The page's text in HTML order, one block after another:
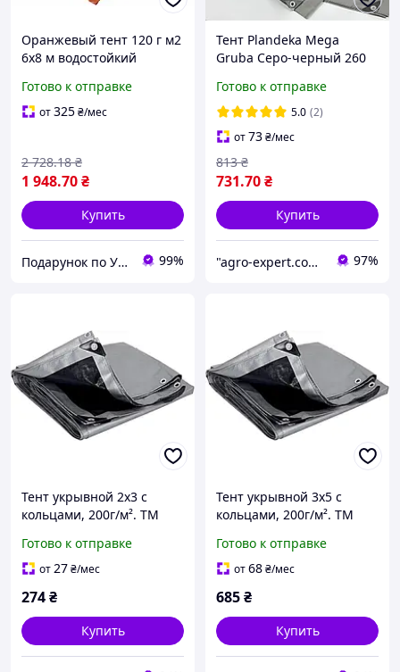
Оранжевый тент 120 г м2
6х8 м водостойкий
укрывной тент от дождя и
солнца с кольцами
Готово к отправке
от325₴/мес
1 948.70₴
2 728.18 ₴
Купить
Подарунок по Українськи 99%
Тент Plandeka Mega
Gruba Серо-черный 260
для автомобиля Тент с
люверсами
Готово к отправке
5.0 (2)
от73₴/мес
731.70₴
813 ₴
Купить
"agro-expert.com.ua": Ваш качественный урожай! 97%
Тент укрывной 2х3 с
кольцами, 200г/м². ТМ
чёрный, +/- 5%. Прочный
и влагостойкий.
Готово к отправке
от27₴/мес
274₴
Купить
Тент укрывной 3х5 с
кольцами, 200г/м². ТМ
чёрный, +/- 5%. Прочный
и влагостойкий.
Готово к отправке
от68₴/мес
685₴
Купить